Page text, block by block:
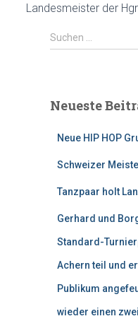
Landesmeister der
S
u
n
Suchen …
Neueste
Neue HIP HOP
Schweizer
Tanzpaar holt
Gerhard und
Standard-
Achern teil und
Publikum
wieder einen